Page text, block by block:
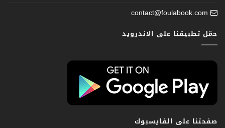
contact@foulabook.com
حمّل تطبيقنا على الاندرويد
صفحتنا على الفايسبوك